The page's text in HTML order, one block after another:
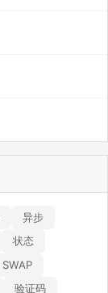
异步
状态
SWAP
验证码